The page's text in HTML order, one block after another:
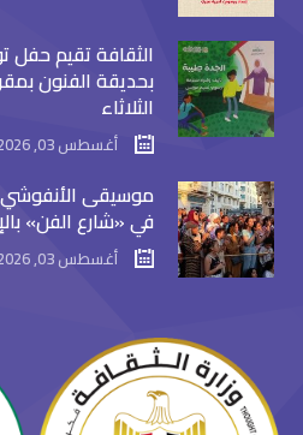
الثقافة تقيم حفل
بحديقة الفنون
الثلاثاء
أغسطس 03, 2026
موسيقى الأنفوشي
في «شارع الفن»
أغسطس 03, 2026